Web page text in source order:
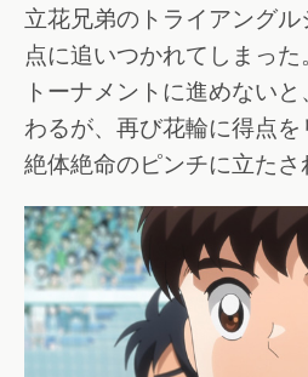
立花兄弟のトライアング
点に追いつかれてしまっ
トーナメントに進めない
わるが、再び花輪に得点
絶体絶命のピンチに立たさ